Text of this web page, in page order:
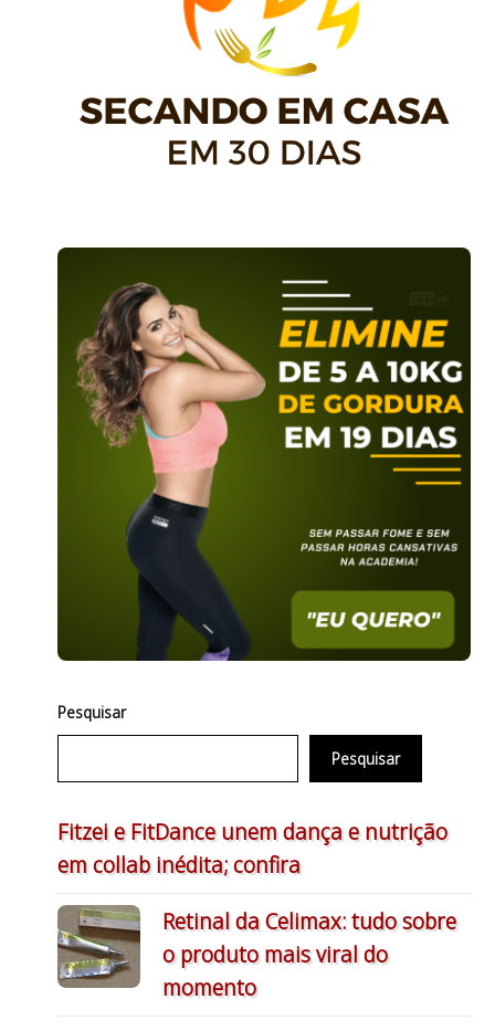
Pesquisar
Pesquisar
Fitzei e FitDance unem dança e nutrição
em collab inédita; confira
Retinal da Celimax: tudo sobre
o produto mais viral do
momento